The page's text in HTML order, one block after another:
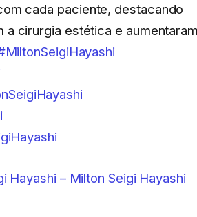
cada paciente, destacando
a cirurgia estética e
Hayashi – Milton Seigi Hayashi